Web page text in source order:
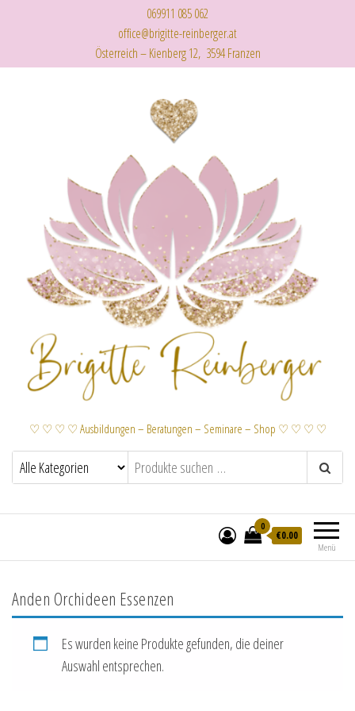
069911 085 062
office@brigitte-reinberger.at
Österreich – Kienberg 12, 3594 Franzen
♡ ♡ ♡ ♡ Ausbildungen – Beratungen – Seminare – Shop ♡ ♡ ♡ ♡
Menü
0
€0.00
Anden Orchideen Essenzen
Es wurden keine Produkte gefunden, die deiner
Auswahl entsprechen.